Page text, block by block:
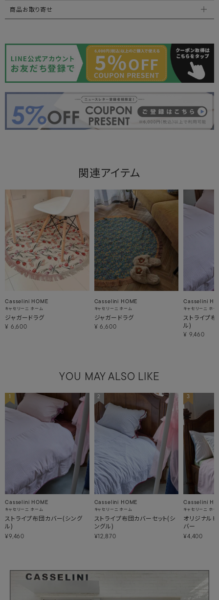
商品お取り寄せ
関連アイテム
Casselini HOME
キャセリーニ ホーム
ジャガードラグ
¥ 6,600
Casselini HOME
キャセリーニ ホーム
ジャガードラグ
¥ 6,600
Casselini
キャセリーニ ホー
ストライプ
ル)
¥ 9,460
YOU MAY ALSO LIKE
1
Casselini HOME
キャセリーニ ホーム
ストライプ布団カバー(シング
ル)
¥9,460
2
Casselini HOME
キャセリーニ ホーム
ストライプ布団カバーセット(シ
ングル)
¥12,870
3
Casselini
キャセリーニ ホー
オリジナル
バー
¥4,400